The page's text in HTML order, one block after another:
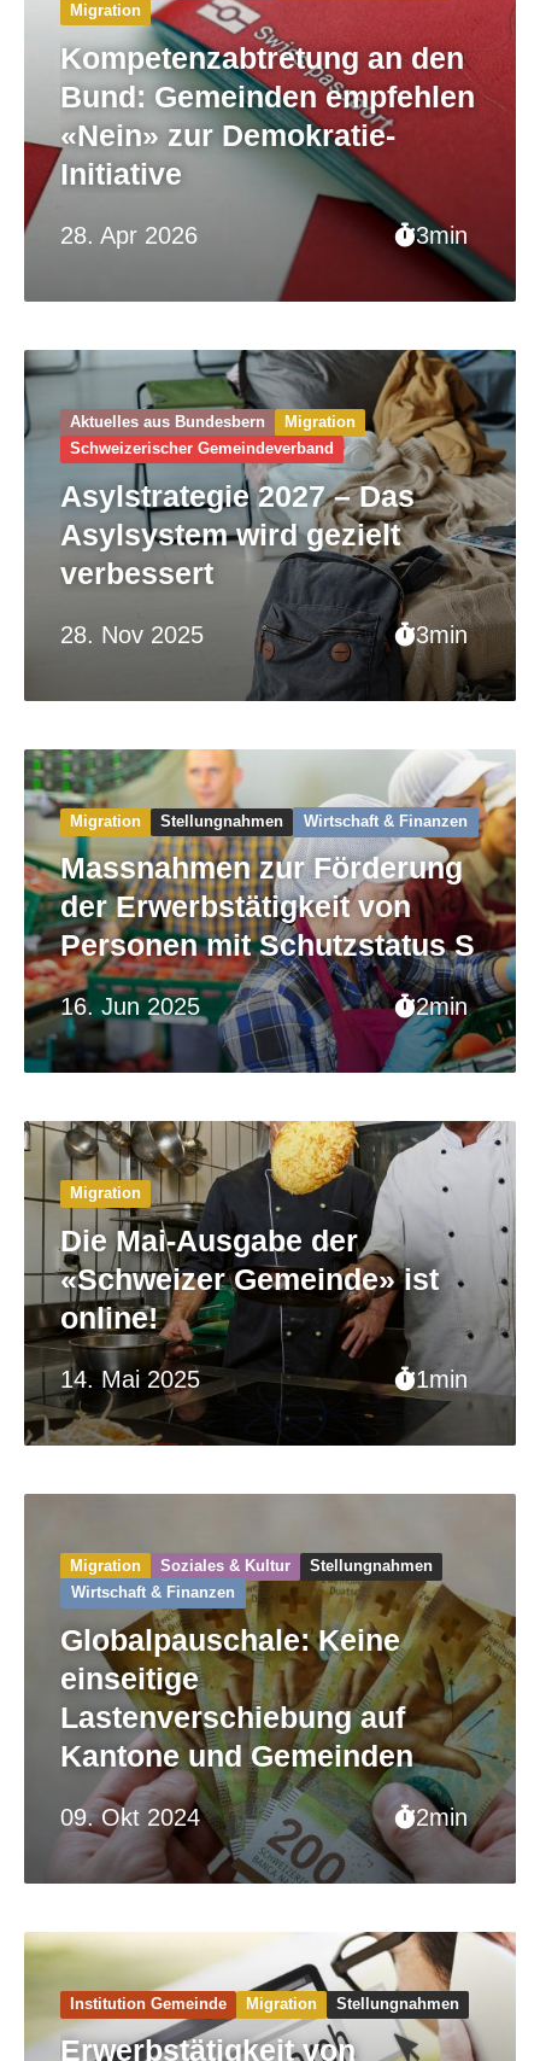
28. Apr 2026 3min
Migration
Kompetenzabtretung an den
Bund: Gemeinden empfehlen
«Nein» zur Demokratie-
Initiative
28. Nov 2025 3min
Aktuelles aus Bundesbern
Migration
Schweizerischer Gemeinde­verband
Asylstrategie 2027 – Das
Asylsystem wird gezielt
verbessert
16. Jun 2025 2min
Migration Stellungnahmen Wirtschaft & Finanzen
Massnahmen zur Förderung
der Erwerbstätigkeit von
Personen mit Schutzstatus S
14. Mai 2025 1min
Migration
Die Mai-Ausgabe der
«Schweizer Gemeinde» ist
online!
09. Okt 2024 2min
Migration Soziales & Kultur
Stellungnahmen
Wirtschaft & Finanzen
Globalpauschale: Keine
einseitige
Lastenverschiebung auf
Kantone und Gemeinden
Institution Gemeinde Migration Stellungnahmen
Erwerbstätigkeit von